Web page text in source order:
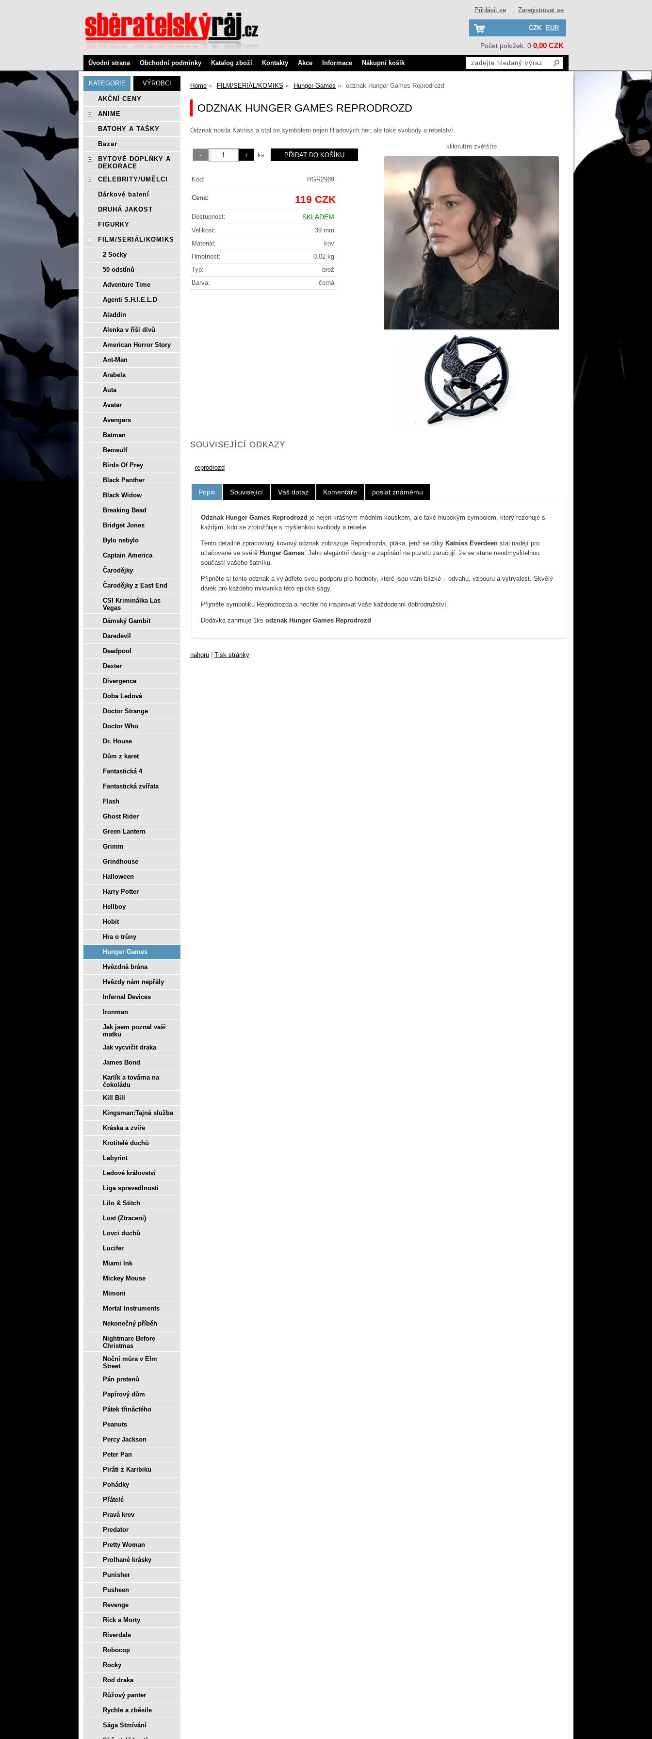
Počet položek: 0 0,00 CZK
CZK EUR
Přihlásit se Zaregistrovat se
Úvodní strana Obchodní podmínky Katalog zboží Kontakty Akce Informace Nákupní košík
Home FILM/SERIÁL/KOMIKS Hunger Games odznak Hunger Games Reprodrozd
ODZNAK HUNGER GAMES REPRODROZD
Odznak nosila Katniss a stal se symbolem nejen Hladových her, ale také svobody a rebelství.
kliknutím zvětšíte
ks
Kód: HGR2989
Cena: 119 CZK
Dostupnost: SKLADEM
Velikost:
39 mm
Materiál:
kov
Hmotnost:
0.02 kg
Typ:
brož
Barva:
černá
SOUVISEJÍCÍ ODKAZY
reprodrozd
Popis Související Váš dotaz Komentáře poslat známému
Odznak Hunger Games Reprodrozd je nejen krásným módním kouskem, ale také hlubokým symbolem, který rezonuje s
každým, kdo se ztotožňuje s myšlenkou svobody a rebelie.
Tento detailně zpracovaný kovový odznak zobrazuje Reprodrozda, ptáka, jenž se díky Katniss Everdeenstal nadějí pro
utlačované ve světě Hunger Games. Jeho elegantní design a zapínání na puzetu zaručují, že se stane neodmyslitelnou
součástí vašeho šatníku.
Připněte si tento odznak a vyjádřete svou podporu pro hodnoty, které jsou vám blízké – odvahu, vzpouru a vytrvalost. Skvělý
dárek pro každého milovníka této epické ságy.
Přijměte symboliku Reprodrozda a nechte ho inspirovat vaše každodenní dobrodružství.
Dodávka zahrnuje 1ks odznak Hunger Games Reprodrozd
nahoru Tisk stránky
KATEGORIE VÝROBCI
AKČNÍ CENY
ANIME
BATOHY A TAŠKY
Bazar
BYTOVÉ DOPLŃKY A
DEKORACE
CELEBRITY/UMĚLCI
Dárkové balení
DRUHÁ JAKOST
FIGURKY
FILM/SERIÁL/KOMIKS
2 Socky
50 odstínů
Adventure Time
Agenti S.H.I.E.L.D
Aladdin
Alenka v říši divů
American Horror Story
Ant-Man
Arabela
Auta
Avatar
Avengers
Batman
Beowulf
Birds Of Prey
Black Panther
Black Widow
Breaking Bead
Bridget Jones
Bylo nebylo
Captain America
Čarodějky
Čarodějky z East End
CSI Kriminálka Las
Vegas
Dámský Gambit
Daredevil
Deadpool
Dexter
Divergence
Doba Ledová
Doctor Strange
Doctor Who
Dr. House
Dům z karet
Fantastická 4
Fantastická zvířata
Flash
Ghost Rider
Green Lantern
Grimm
Grindhouse
Halloween
Harry Potter
Hellboy
Hobit
Hra o trůny
Hunger Games
Hvězdná brána
Hvězdy nám nepřály
Infernal Devices
Ironman
Jak jsem poznal vaši
matku
Jak vycvičit draka
James Bond
Karlík a továrna na
čokoládu
Kill Bill
Kingsman:Tajná služba
Kráska a zvíře
Krotitelé duchů
Labyrint
Ledové království
Liga spravedlnosti
Lilo & Stitch
Lost (Ztraceni)
Lovci duchů
Lucifer
Miami Ink
Mickey Mouse
Mimoni
Mortal Instruments
Nekonečný příběh
Nightmare Before
Christmas
Noční můra v Elm
Street
Pán prstenů
Papírový dům
Pátek třináctého
Peanuts
Percy Jackson
Peter Pan
Piráti z Karibiku
Pohádky
Přátelé
Pravá krev
Predator
Pretty Woman
Prolhané krásky
Punisher
Pusheen
Revenge
Rick a Morty
Riverdale
Robocop
Rocky
Rod draka
Růžový panter
Rychle a zběsile
Sága Stmívání